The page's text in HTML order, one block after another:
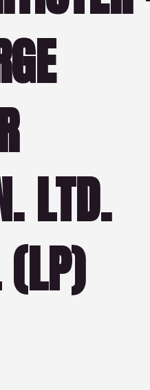
LTD.
(LP)